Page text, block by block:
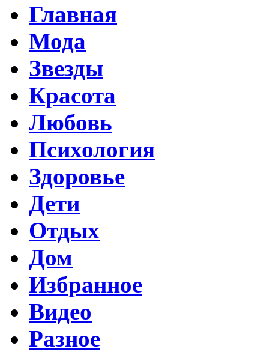
Главная
Мода
Звезды
Красота
Любовь
Психология
Здоровье
Дети
Отдых
Дом
Избранное
Видео
Разное